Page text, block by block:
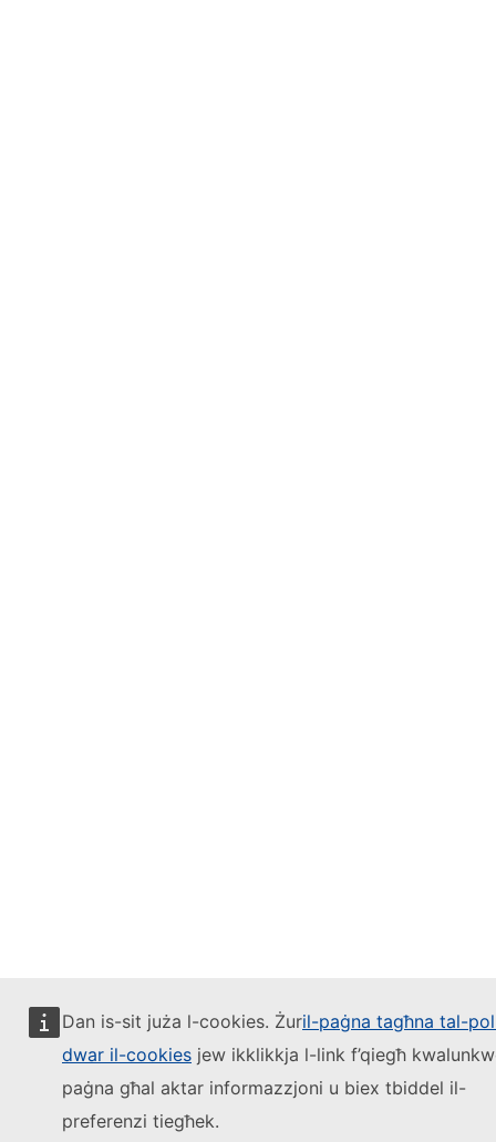
Dan is-sit juża l-cookies. Żuril-paġna tagħna tal-
dwar il-cookies jew ikklikkja l-link f’qiegħ
paġna għal aktar informazzjoni u biex tbiddel il-
preferenzi tiegħek.